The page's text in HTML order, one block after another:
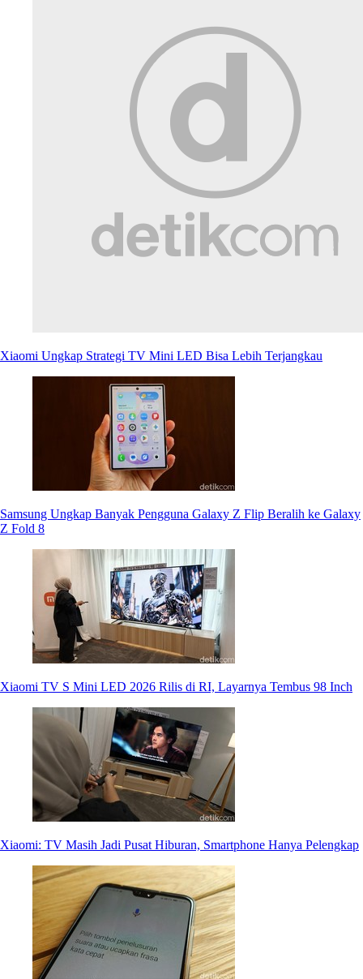
Xiaomi Ungkap Strategi TV Mini LED Bisa Lebih Terjangkau
Samsung Ungkap Banyak Pengguna Galaxy Z Flip Beralih ke Galaxy
Z Fold 8
Xiaomi TV S Mini LED 2026 Rilis di RI, Layarnya Tembus 98 Inch
Xiaomi: TV Masih Jadi Pusat Hiburan, Smartphone Hanya Pelengkap